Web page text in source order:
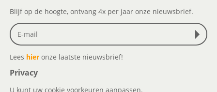
Blijf op de hoogte, ontvang 4x per jaar onze nieuwsbrief.
Lees hier onze laatste nieuwsbrief!
Privacy
U kunt uw cookie voorkeuren aanpassen.